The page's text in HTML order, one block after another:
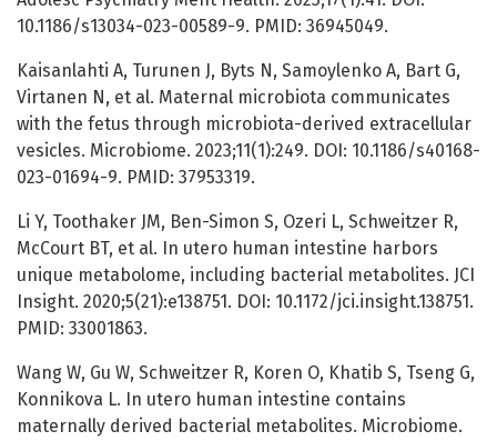
10.1186/s13034-023-00589-9. PMID: 36945049.
Kaisanlahti A, Turunen J, Byts N, Samoylenko A, Bart G,
Virtanen N, et al. Maternal microbiota communicates
with the fetus through microbiota-derived extracellular
vesicles. Microbiome. 2023;11(1):249. DOI: 10.1186/s40168-
023-01694-9. PMID: 37953319.
Li Y, Toothaker JM, Ben-Simon S, Ozeri L, Schweitzer R,
McCourt BT, et al. In utero human intestine harbors
unique metabolome, including bacterial metabolites. JCI
Insight. 2020;5(21):e138751. DOI: 10.1172/jci.insight.138751.
PMID: 33001863.
Wang W, Gu W, Schweitzer R, Koren O, Khatib S, Tseng G,
Konnikova L. In utero human intestine contains
maternally derived bacterial metabolites. Microbiome.